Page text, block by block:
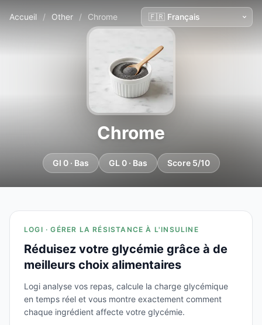
Accueil / Other / Chrome
Chrome
GI 0 · Bas GL 0 · Bas Score 5/10
LOGI · GÉRER LA RÉSISTANCE À L'INSULINE
Réduisez votre glycémie grâce à de
meilleurs choix alimentaires
Logi analyse vos repas, calcule la charge glycémique
en temps réel et vous montre exactement comment
chaque ingrédient affecte votre glycémie.